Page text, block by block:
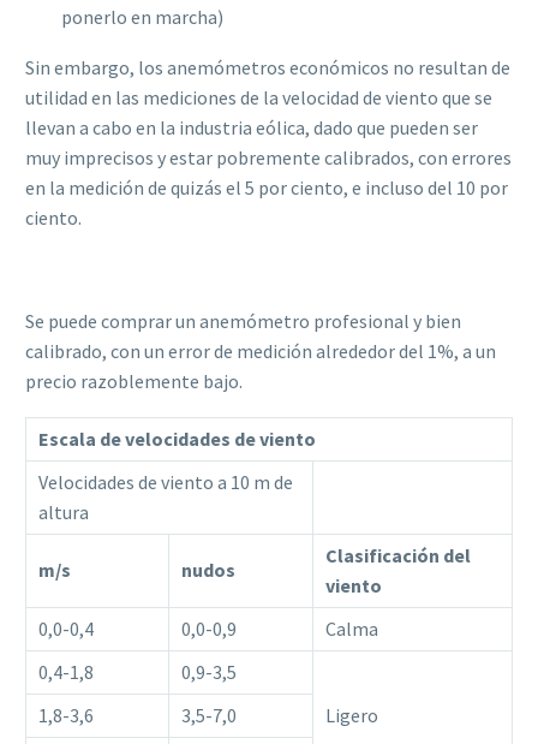
ponerlo en marcha)
Sin embargo, los anemómetros económicos no resultan de
utilidad en las mediciones de la velocidad de viento que se
llevan a cabo en la industria eólica, dado que pueden ser
muy imprecisos y estar pobremente calibrados, con errores
en la medición de quizás el 5 por ciento, e incluso del 10 por
ciento.
Se puede comprar un anemómetro profesional y bien
calibrado, con un error de medición alrededor del 1%, a un
precio razoblemente bajo.
Escala de velocidades de viento
Velocidades de viento a 10 m de
altura
m/s nudos
Clasificación del
viento
0,0-0,4
0,0-0,9
Calma
0,4-1,8
0,9-3,5
Ligero
1,8-3,6 3,5-7,0